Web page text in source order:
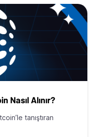
Nasıl Alınır?
tanıştıran